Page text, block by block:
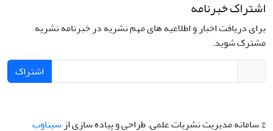
اشتراک خبرنامه
برای دریافت اخبار و اطلاعیه های مهم نشریه در خبرنامه نشریه
مشترک شوید.
اشتراک
© سامانه مدیریت نشریات علمی.طراحی و پیاده سازی ازسیناوب